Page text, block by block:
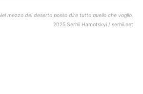
mezzo del deserto posso dire tutto quello che voglio.
2025 Serhii Hamotskyi / serhii.net